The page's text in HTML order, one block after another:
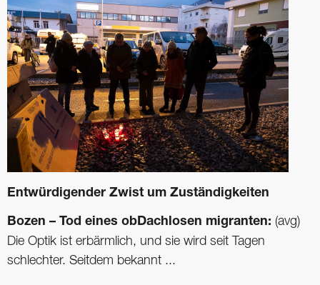
Entwürdigender Zwist um Zuständigkeiten
Bozen – Tod eines obDachlosen migranten: (avg)
Die Optik ist erbärmlich, und sie wird seit Tagen
schlechter. Seitdem bekannt ...